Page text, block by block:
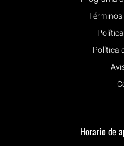
Política
Horario de